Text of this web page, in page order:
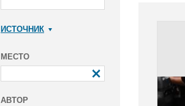
ИСТОЧНИК
МЕСТО
АВТОР